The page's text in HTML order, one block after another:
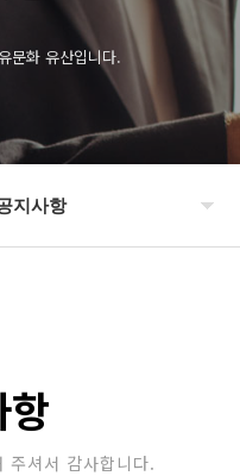
문화 유산입니다.
지사항
포토갤러리
주셔서 감사합니다.